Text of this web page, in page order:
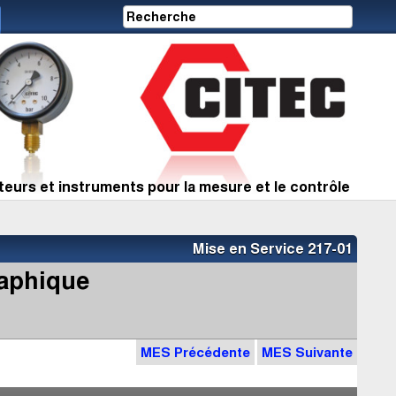
et instruments pour la mesure et le contrôle
Mise en Service 217-01
MES Précédente MES Suivante